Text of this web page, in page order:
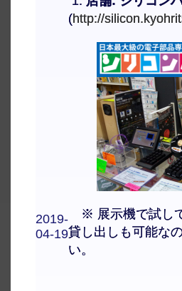
2019-
04-19
(http://
※ 展示機で試し
貸し出しも可能な
い。